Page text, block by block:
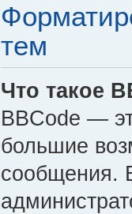
тем
Что такое
BBCode —
большие
сообщения.